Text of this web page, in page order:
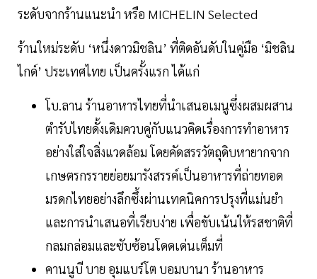
ระดับจากร้านแนะนำ หรือ MICHELIN Selected
ร้านใหม่ระดับ ‘หนึ่งดาวมิชลิน’ ที่ติดอันดับในคู่มือ ‘มิชลิน
ไกด์’ ประเทศไทย เป็นครั้งแรก ได้แก่
โบ.ลาน ร้านอาหารไทยที่นำเสนอเมนูซึ่งผสมผสาน
ตำรับไทยดั้งเดิมควบคู่กับแนวคิดเรื่องการทำอาหาร
อย่างใส่ใจสิ่งแวดล้อม โดยคัดสรรวัตถุดิบหายากจาก
เกษตรกรรายย่อยมารังสรรค์เป็นอาหารที่ถ่ายทอด
มรดกไทยอย่างลึกซึ้งผ่านเทคนิคการปรุงที่แม่นยำ
และการนำเสนอที่เรียบง่าย เพื่อขับเน้นให้รสชาติที่
กลมกล่อมและซับซ้อนโดดเด่นเต็มที่
คานนูบี บาย อุมแบร์โต บอมบานา ร้านอาหาร